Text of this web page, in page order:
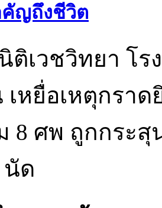
คัญถึงชีวิต
ติเวชวิทยา โร
เหยื่อเหตุกรา
8 ศพ ถูกกระ
นัด